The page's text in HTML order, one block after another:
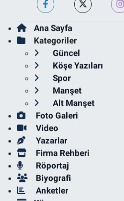
Ana Sayfa
Kategoriler
Güncel
Köşe Yazıları
Spor
Manşet
Alt Manşet
Foto Galeri
Video
Yazarlar
Firma Rehberi
Röportaj
Biyografi
Anketler